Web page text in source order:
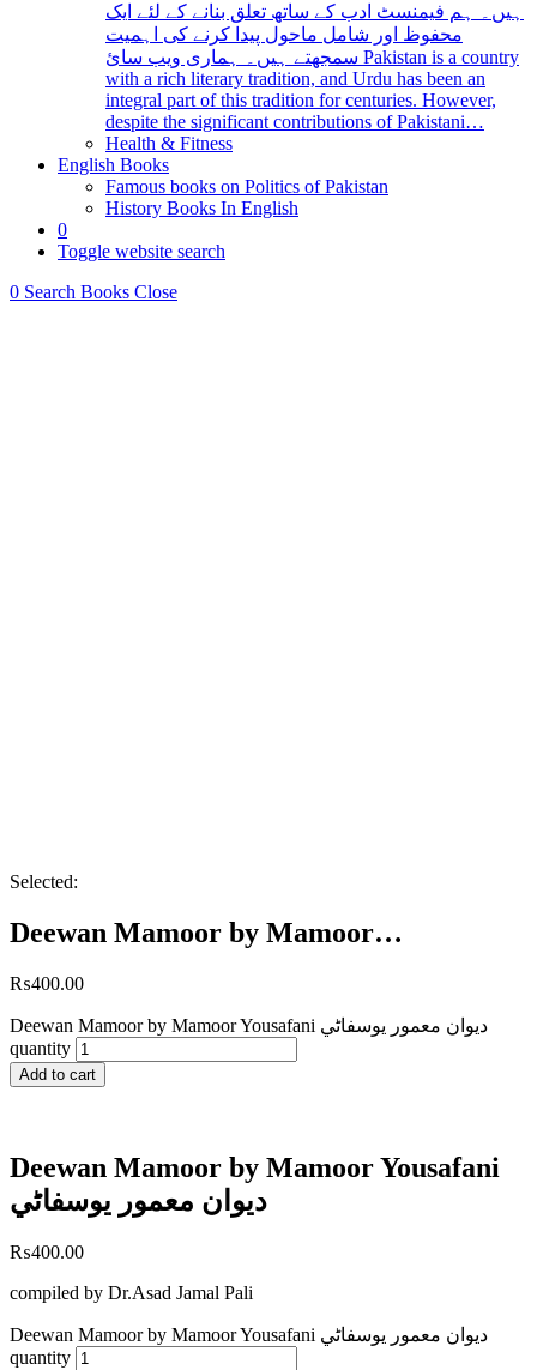
ہیں۔ ہم فیمنسٹ ادب کے ساتھ تعلق بنانے کے لئے ایک
محفوظ اور شامل ماحول پیدا کرنے کی اہمیت
سمجھتے ہیں۔ ہماری ویب سائ Pakistan is a country
with a rich literary tradition, and Urdu has been an
integral part of this tradition for centuries. However,
despite the significant contributions of Pakistani…
Health & Fitness
English Books
Famous books on Politics of Pakistan
History Books In English
0
Toggle website search
0 Search Books Close
Selected:
Deewan Mamoor by Mamoor…
₨400.00
Deewan Mamoor by Mamoor Yousafani ديوان معمور يوسفاڻي
quantity
Add to cart
Deewan Mamoor by Mamoor Yousafani
ديوان معمور يوسفاڻي
₨400.00
compiled by Dr.Asad Jamal Pali
Deewan Mamoor by Mamoor Yousafani ديوان معمور يوسفاڻي
quantity